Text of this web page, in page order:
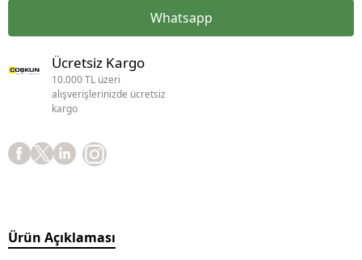
Whatsapp
Ücretsiz Kargo
10.000 TL üzeri
alışverişlerinizde ücretsiz
kargo
Ürün Açıklaması